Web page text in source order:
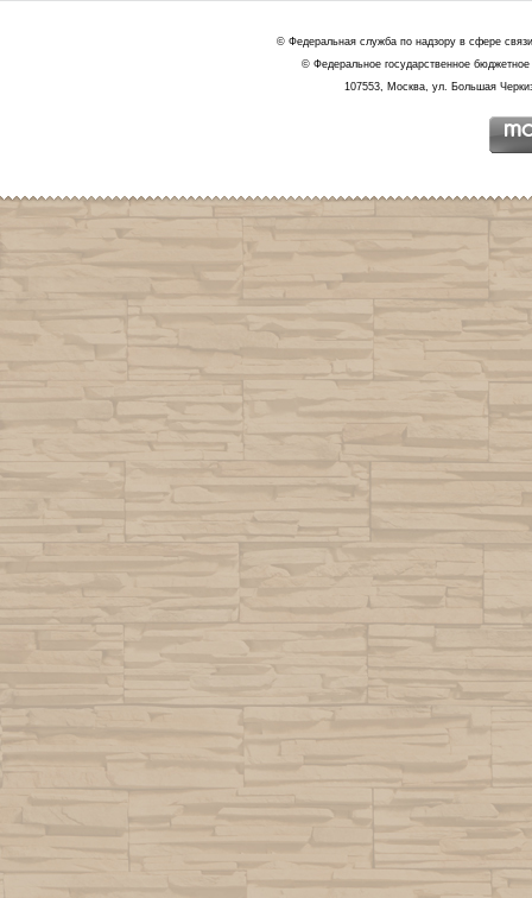
© Федеральная служба по надзору в сфере
© Федеральное государственное
107553, Москва, ул. Большая